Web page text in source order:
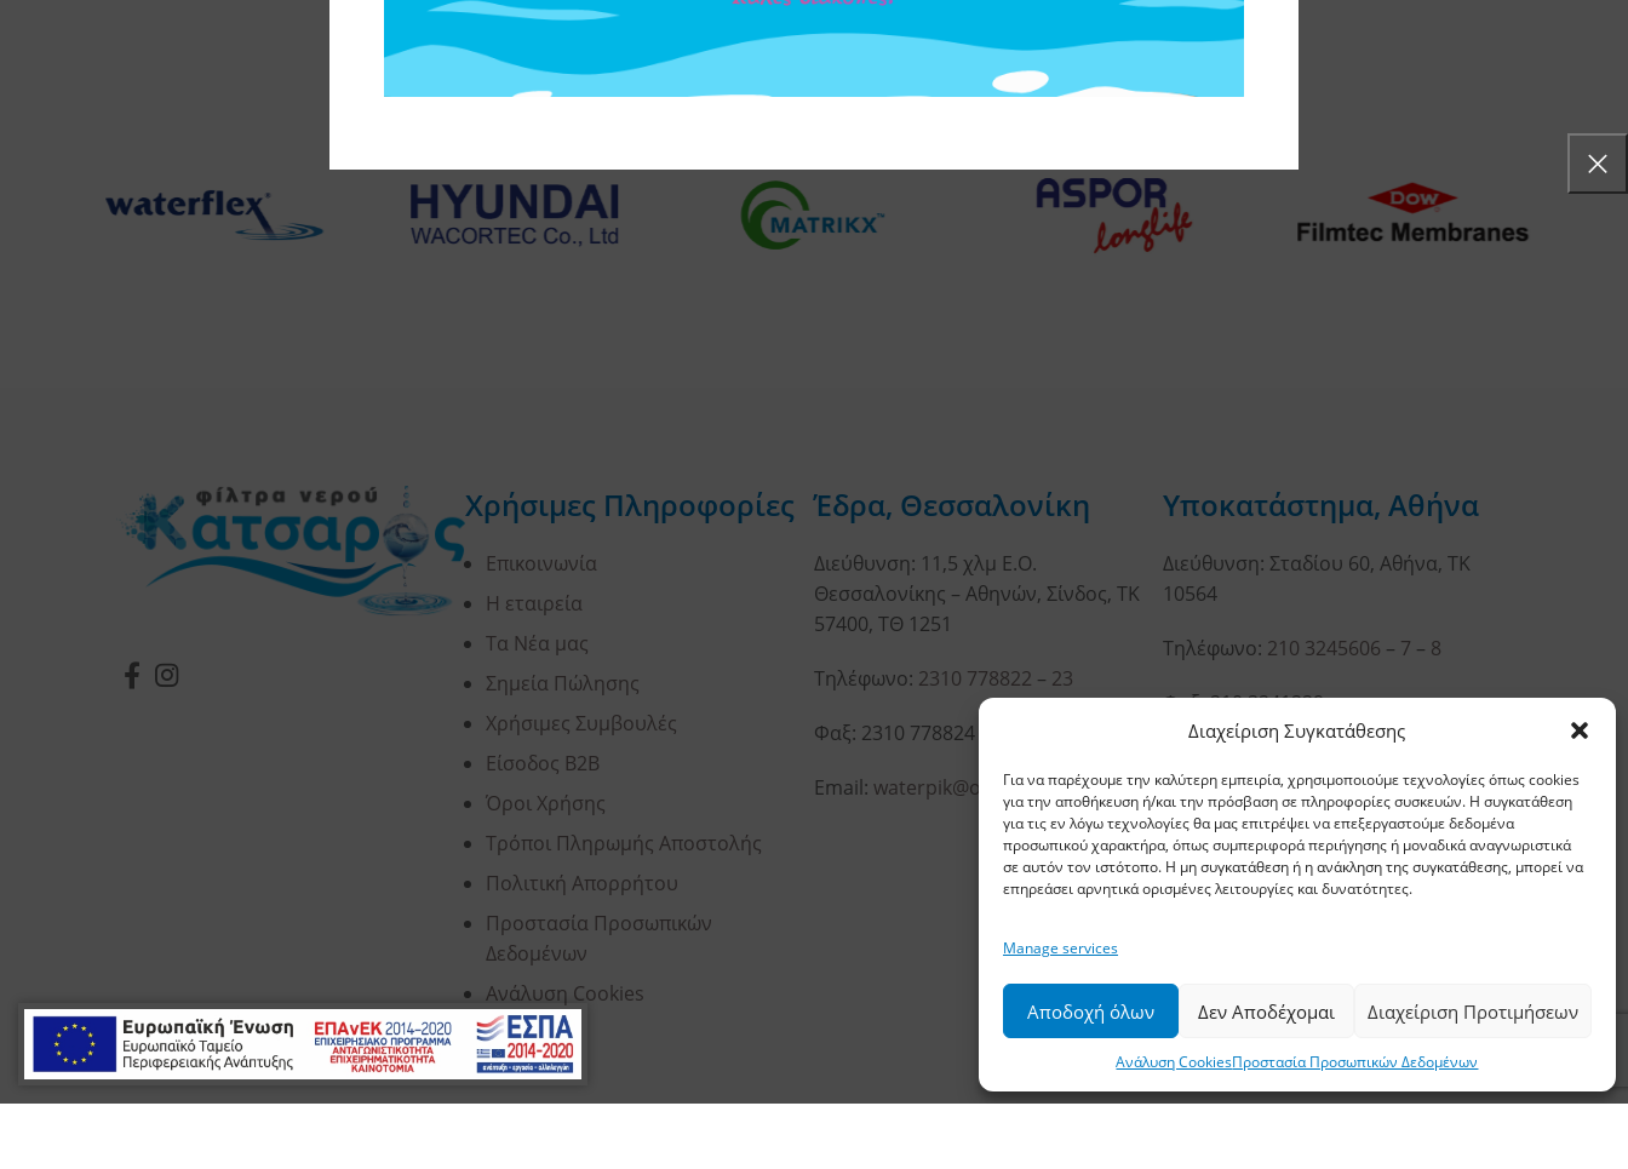
Διαχείριση Συγκατάθεσης
Για να παρέχουμε την καλύτερη εμπειρία, χρησιμοποιούμε τεχνολογίες όπως cookies
για την αποθήκευση ή/και την πρόσβαση σε πληροφορίες συσκευών. Η συγκατάθεση
για τις εν λόγω τεχνολογίες θα μας επιτρέψει να επεξεργαστούμε δεδομένα
προσωπικού χαρακτήρα, όπως συμπεριφορά περιήγησης ή μοναδικά αναγνωριστικά
σε αυτόν τον ιστότοπο. Η μη συγκατάθεση ή η ανάκληση της συγκατάθεσης, μπορεί να
επηρεάσει αρνητικά ορισμένες λειτουργίες και δυνατότητες.
Manage services
Αποδοχή όλων Δεν Αποδέχομαι Διαχείριση Προτιμήσεων
Ανάλυση CookiesΠροστασία Προσωπικών Δεδομένων
Χρήσιμες Πληροφορίες
Επικοινωνία
Η εταιρεία
Τα Νέα μας
Σημεία Πώλησης
Χρήσιμες Συμβουλές
Είσοδος B2B
Όροι Χρήσης
Τρόποι Πληρωμής Αποστολής
Πολιτική Απορρήτου
Προστασία Προσωπικών
Δεδομένων
Ανάλυση Cookies
Έδρα, Θεσσαλονίκη
Διεύθυνση: 11,5 χλμ Ε.Ο.
Θεσσαλονίκης – Αθηνών, Σίνδος, ΤΚ
57400, ΤΘ 1251
Τηλέφωνο: 2310 778822 – 23
Φαξ: 2310 778824
Email: waterpik@otenet.gr
Υποκατάστημα, Αθήνα
Διεύθυνση: Σταδίου 60, Αθήνα, ΤΚ
10564
Τηλέφωνο: 210 3245606 – 7 – 8
Φαξ: 210 3241229